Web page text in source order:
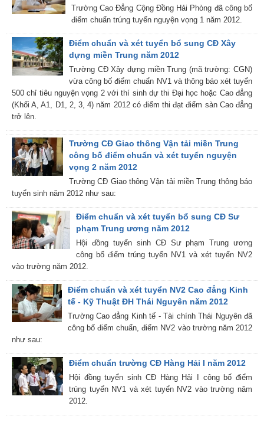
Trường Cao Đẳng Cộng Đồng Hải Phòng đã công bố
điểm chuẩn trúng tuyển nguyện vọng 1 năm 2012.
Điểm chuẩn và xét tuyển bổ sung CĐ Xây
dựng miền Trung năm 2012
Trường CĐ Xây dựng miền Trung (mã trường: CGN)
vừa công bố điểm chuẩn NV1 và thông báo xét tuyển
500 chỉ tiêu nguyện vọng 2 với thí sinh dự thi Đại học hoặc Cao đẳng
(Khối A, A1, D1, 2, 3, 4) năm 2012 có điểm thi đạt điểm sàn Cao đẳng
trở lên.
Trường CĐ Giao thông Vận tải miền Trung
công bố điểm chuẩn và xét tuyển nguyện
vọng 2 năm 2012
Trường CĐ Giao thông Vận tải miền Trung thông báo
tuyển sinh năm 2012 như sau:
Điểm chuẩn và xét tuyển bổ sung CĐ Sư
phạm Trung ương năm 2012
Hội đồng tuyển sinh CĐ Sư phạm Trung ương
công bố điểm trúng tuyển NV1 và xét tuyển NV2
vào trường năm 2012.
Điểm chuẩn và xét tuyển NV2 Cao đẳng Kinh
tế - Kỹ Thuật ĐH Thái Nguyên năm 2012
Trường Cao đẳng Kinh tế - Tài chính Thái Nguyên đã
công bố điểm chuẩn, điểm NV2 vào trường năm 2012
như sau:
Điểm chuẩn trường CĐ Hàng Hải I năm 2012
Hội đồng tuyển sinh CĐ Hàng Hải I công bố điểm
trúng tuyển NV1 và xét tuyển NV2 vào trường năm
2012.